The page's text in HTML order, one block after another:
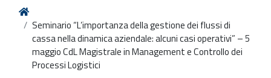
Home
Seminario “L’importanza della gestione dei flussi di
cassa nella dinamica aziendale: alcuni casi operativi” – 5
maggio CdL Magistrale in Management e Controllo dei
Processi Logistici